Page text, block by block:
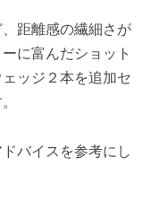
距離感の繊細さが
に富んだショット
ッジ２本を追加セ
バイスを参考にし